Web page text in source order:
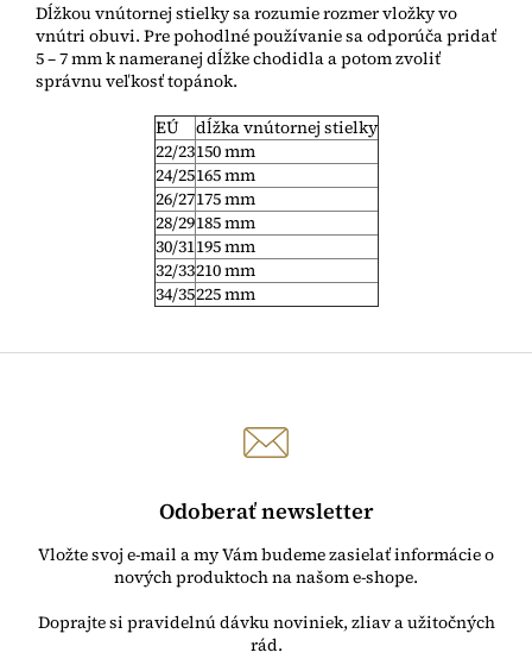
Dĺžkou vnútornej stielky sa rozumie rozmer vložky vo
vnútri obuvi. Pre pohodlné používanie sa odporúča pridať
5 – 7 mm k nameranej dĺžke chodidla a potom zvoliť
správnu veľkosť topánok.
EÚ
dĺžka vnútornej stielky
22/23150 mm
24/25165 mm
26/27175 mm
28/29185 mm
30/31195 mm
32/33210 mm
34/35225 mm
Odoberať newsletter
Vložte svoj e-mail a my Vám budeme zasielať informácie o
nových produktoch na našom e-shope.